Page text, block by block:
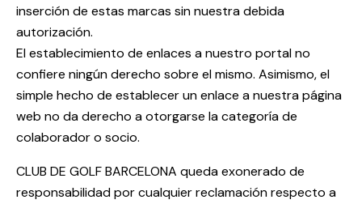
inserción de estas marcas sin nuestra debida
autorización.
El establecimiento de enlaces a nuestro portal no
confiere ningún derecho sobre el mismo. Asimismo, el
simple hecho de establecer un enlace a nuestra página
web no da derecho a otorgarse la categoría de
colaborador o socio.
CLUB DE GOLF BARCELONA queda exonerado de
responsabilidad por cualquier reclamación respecto a